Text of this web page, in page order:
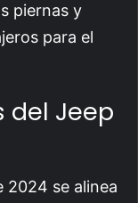
piernas y
para el
del Jeep
2024 se alinea